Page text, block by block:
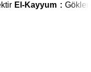
El-Kayyum : Gökleri